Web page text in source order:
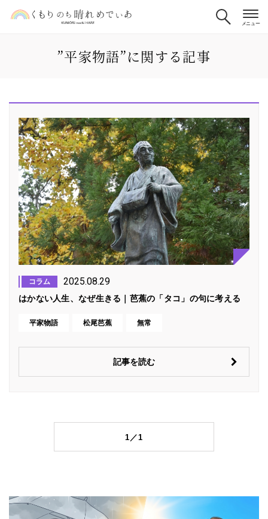
”平家物語”に関する記事
コラム 2025.08.29
はかない人生、なぜ生きる｜芭蕉の「タコ」の句に考える
平家物語 松尾芭蕉 無常
記事を読む
1／1